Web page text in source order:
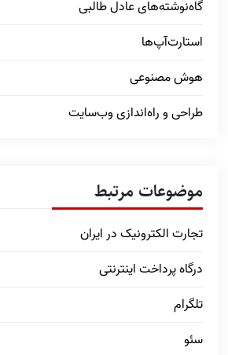
گاه‌نوشته‌های عادل طالبی
استارت‌آپ‌ها
هوش مصنوعی
طراحی و راه‌اندازی وب‌سایت
موضوعات مرتبط
تجارت الکترونیک در ایران
درگاه پرداخت اینترنتی
تلگرام
سئو